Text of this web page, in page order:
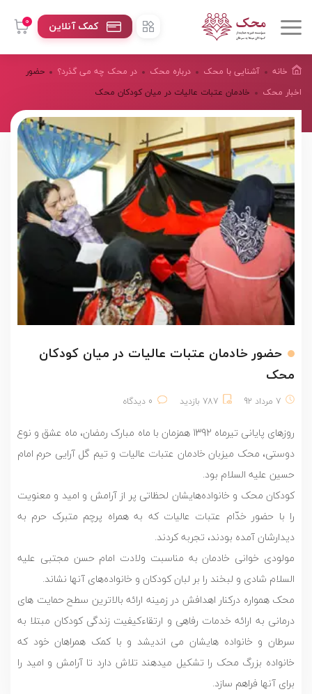
0 کمک آنلاین
خانه آشنایی با محک درباره محک
در محک چه می گذرد؟
اخبار محک
حضور
خادمان عتبات عالیات در میان کودکان محک
حضور خادمان عتبات عالیات در میان کودکان
محک
7 مرداد 92 787 بازدید 0 دیدگاه
روزهای پایانی تیرماه 1392 همزمان با ماه مبارک رمضان، ماه عشق و نوع
دوستی، محک میزبان خادمان عتبات عالیات و تیم گل آرایی حرم امام
حسین علیه السلام بود.
کودکان محک و خانواده‌هایشان لحظاتی پر از آرامش و امید و معنویت
را با حضور خدّام عتبات عالیات که به همراه پرچم متبرک حرم به
دیدارشان آمده بودند، تجربه کردند.
مولودی خوانی خادمان به مناسبت ولادت امام حسن مجتبی علیه
السلام شادی و لبخند را بر لبان کودکان و خانواده‌های آنها نشاند.
محک همواره درکنار اهدافش در زمینه ارائه بالاترین سطح حمایت های
درمانی به ارائه خدمات رفاهی و ارتقاءکیفیت زندگی کودکان مبتلا به
سرطان و خانواده هایشان می اندیشد و با کمک همراهان خود که
خانواده بزرگ محک را تشکیل میدهند تلاش دارد تا آرامش و امید را
برای آنها فراهم سازد.